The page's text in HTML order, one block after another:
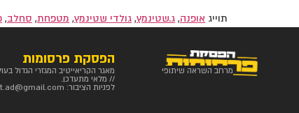
תוייג אופנה, ג.שטינמץ, גולדי שטינמץ, מטפחת, סחלב,
מרחב השראה שיתופי
הפסקת פרסומות
מאגר הקריאייטיב המגזרי הגדול
// מלאי מתעדכן.
לפניות הציבור: